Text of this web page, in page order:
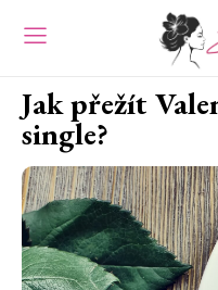
Jak přežít
single?